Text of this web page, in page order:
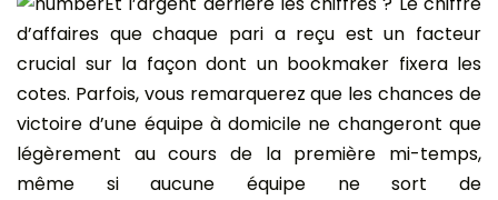
d’affaires que chaque pari a reçu est un facteur
crucial sur la façon dont un bookmaker fixera les
cotes. Parfois, vous remarquerez que les chances de
victoire d’une équipe à domicile ne changeront que
légèrement au cours de la première mi-temps,
même si aucune équipe ne sort de